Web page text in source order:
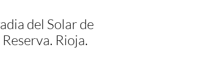
del Solar de
Rioja.